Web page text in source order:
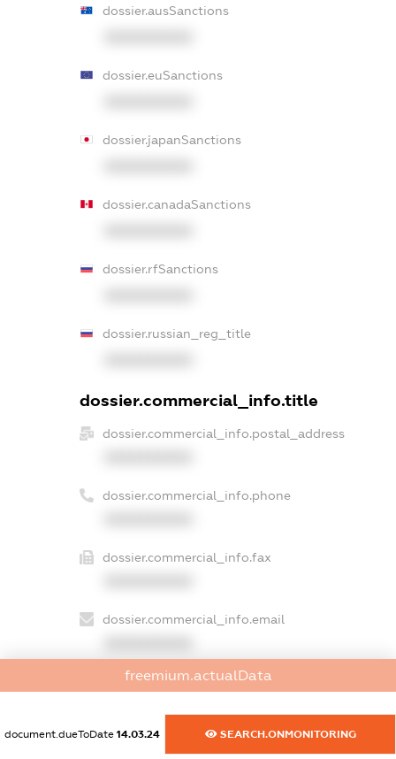
dossier.ausSanctions
dossier.euSanctions
dossier.japanSanctions
dossier.canadaSanctions
dossier.rfSanctions
dossier.russian_reg_title
dossier.commercial_info.title
dossier.commercial_info.postal_address
dossier.commercial_info.phone
dossier.commercial_info.fax
dossier.commercial_info.email
dossier.commercial_info.website
freemium.actualData
document.dueToDate 14.03.24 SEARCH.ONMONITORING